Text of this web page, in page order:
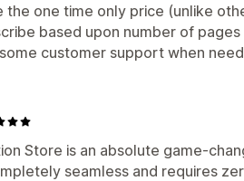
the one time only price (unlike
based upon number of
customer support when
Store is an absolute game-
seamless and requires